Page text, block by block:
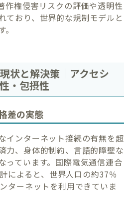
作権侵害リスクの評価や透明性
ており、世界的な規制モデルと
状と解決策｜アクセシ
・包摂性
差の実態
インターネット接続の有無を超
力、身体的制約、言語的障壁な
っています。国際電気通信連合
によると、世界人口の約37％
ターネットを利用できていま